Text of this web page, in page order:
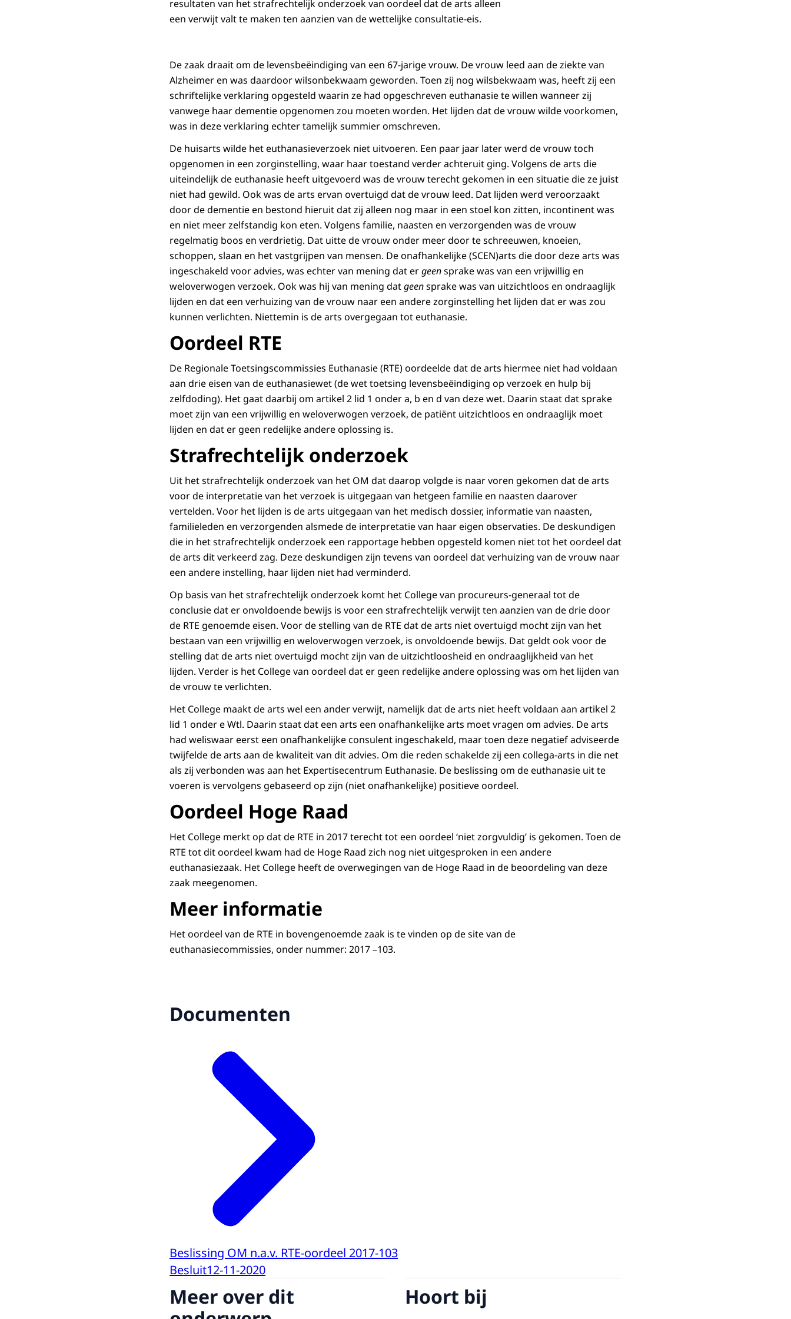
resultaten van het strafrechtelijk onderzoek van oordeel dat de arts alleen
een verwijt valt te maken ten aanzien van de wettelijke consultatie-eis.
De zaak draait om de levensbeëindiging van een 67-jarige vrouw. De vrouw leed aan de ziekte van
Alzheimer en was daardoor wilsonbekwaam geworden. Toen zij nog wilsbekwaam was, heeft zij een
schriftelijke verklaring opgesteld waarin ze had opgeschreven euthanasie te willen wanneer zij
vanwege haar dementie opgenomen zou moeten worden. Het lijden dat de vrouw wilde voorkomen,
was in deze verklaring echter tamelijk summier omschreven.
De huisarts wilde het euthanasieverzoek niet uitvoeren. Een paar jaar later werd de vrouw toch
opgenomen in een zorginstelling, waar haar toestand verder achteruit ging. Volgens de arts die
uiteindelijk de euthanasie heeft uitgevoerd was de vrouw terecht gekomen in een situatie die ze juist
niet had gewild. Ook was de arts ervan overtuigd dat de vrouw leed. Dat lijden werd veroorzaakt
door de dementie en bestond hieruit dat zij alleen nog maar in een stoel kon zitten, incontinent was
en niet meer zelfstandig kon eten. Volgens familie, naasten en verzorgenden was de vrouw
regelmatig boos en verdrietig. Dat uitte de vrouw onder meer door te schreeuwen, knoeien,
schoppen, slaan en het vastgrijpen van mensen. De onafhankelijke (SCEN)arts die door deze arts was
ingeschakeld voor advies, was echter van mening dat ergeensprake was van een vrijwillig en
weloverwogen verzoek. Ook was hij van mening datgeensprake was van uitzichtloos en ondraaglijk
lijden en dat een verhuizing van de vrouw naar een andere zorginstelling het lijden dat er was zou
kunnen verlichten. Niettemin is de arts overgegaan tot euthanasie.
Oordeel RTE
De Regionale Toetsingscommissies Euthanasie (RTE) oordeelde dat de arts hiermee niet had voldaan
aan drie eisen van de euthanasiewet (de wet toetsing levensbeëindiging op verzoek en hulp bij
zelfdoding). Het gaat daarbij om artikel 2 lid 1 onder a, b en d van deze wet. Daarin staat dat sprake
moet zijn van een vrijwillig en weloverwogen verzoek, de patiënt uitzichtloos en ondraaglijk moet
lijden en dat er geen redelijke andere oplossing is.
Strafrechtelijk onderzoek
Uit het strafrechtelijk onderzoek van het OM dat daarop volgde is naar voren gekomen dat de arts
voor de interpretatie van het verzoek is uitgegaan van hetgeen familie en naasten daarover
vertelden. Voor het lijden is de arts uitgegaan van het medisch dossier, informatie van naasten,
familieleden en verzorgenden alsmede de interpretatie van haar eigen observaties. De deskundigen
die in het strafrechtelijk onderzoek een rapportage hebben opgesteld komen niet tot het oordeel dat
de arts dit verkeerd zag. Deze deskundigen zijn tevens van oordeel dat verhuizing van de vrouw naar
een andere instelling, haar lijden niet had verminderd.
Op basis van het strafrechtelijk onderzoek komt het College van procureurs-generaal tot de
conclusie dat er onvoldoende bewijs is voor een strafrechtelijk verwijt ten aanzien van de drie door
de RTE genoemde eisen. Voor de stelling van de RTE dat de arts niet overtuigd mocht zijn van het
bestaan van een vrijwillig en weloverwogen verzoek, is onvoldoende bewijs. Dat geldt ook voor de
stelling dat de arts niet overtuigd mocht zijn van de uitzichtloosheid en ondraaglijkheid van het
lijden. Verder is het College van oordeel dat er geen redelijke andere oplossing was om het lijden van
de vrouw te verlichten.
Het College maakt de arts wel een ander verwijt, namelijk dat de arts niet heeft voldaan aan artikel 2
lid 1 onder e Wtl. Daarin staat dat een arts een onafhankelijke arts moet vragen om advies. De arts
had weliswaar eerst een onafhankelijke consulent ingeschakeld, maar toen deze negatief adviseerde
twijfelde de arts aan de kwaliteit van dit advies. Om die reden schakelde zij een collega-arts in die net
als zij verbonden was aan het Expertisecentrum Euthanasie. De beslissing om de euthanasie uit te
voeren is vervolgens gebaseerd op zijn (niet onafhankelijke) positieve oordeel.
Oordeel Hoge Raad
Het College merkt op dat de RTE in 2017 terecht tot een oordeel ‘niet zorgvuldig’ is gekomen. Toen de
RTE tot dit oordeel kwam had de Hoge Raad zich nog niet uitgesproken in een andere
euthanasiezaak. Het College heeft de overwegingen van de Hoge Raad in de beoordeling van deze
zaak meegenomen.
Meer informatie
Het oordeel van de RTE in bovengenoemde zaak is te vinden op de site van de
euthanasiecommissies, onder nummer: 2017 –103.
Documenten
Beslissing OM n.a.v. RTE-oordeel 2017-103
Besluit12-11-2020
Meer over dit
Hoort bij